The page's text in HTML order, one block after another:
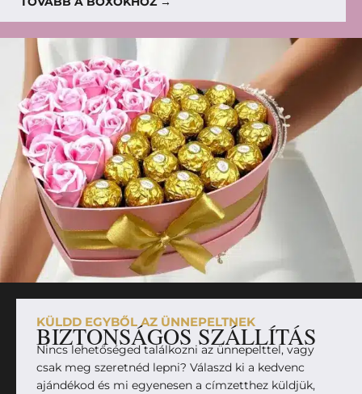
KÜLDD EGYBŐL AZ ÜNNEPELTNEK
BIZTONSÁGOS SZÁLLÍTÁS
Nincs lehetőséged találkozni az ünnepelttel, vagy
csak meg szeretnéd lepni? Válaszd ki a kedvenc
ajándékod és mi egyenesen a címzetthez küldjük,